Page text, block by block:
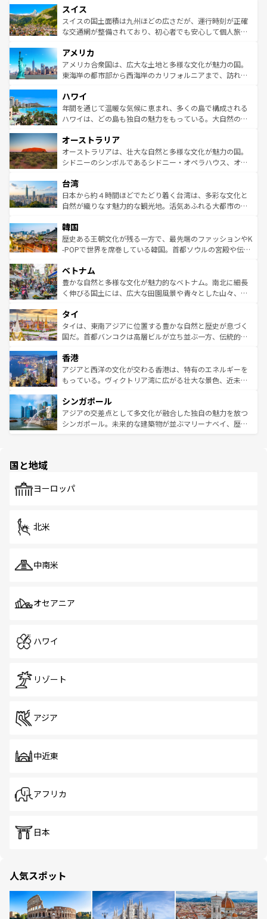
れる地方に足を運ぶとそれぞれで全く異なる文化を体験で
きるだろう。 なお、新着のフランス情報はコンテンツ一覧
を参照してほしい。
は、お酒好きな人にはぜひ体験してほしい。 なお、新着の
ドイツ情報はコンテンツ一覧を参照してほしい。
リアごとに異なる魅力がある。また、優雅なアフタヌーン
ティー、ビール好きにはたまらない英国パブ、サッカー観
戦など、本場だからこそできる体験も豊富。イギリスを旅
ンツ一覧を参照してほしい。
スイス
スイスの国土面積は九州ほどの広さだが、運行時刻が正確
な交通網が整備されており、初心者でも安心して個人旅行
の建物がそのまま残る町や、スイスならではのユニークな
博物館もあり、アルプス観光だけでなく町歩きも満喫する
ことができる。国民の所得が高いため物価も高いが、旅行
ば市内交通費無料で観光を楽しむこともできる。 なお、新
着のスイス情報はコンテンツ一覧 を参照してほしい。
アメリカ
アメリカ合衆国は、広大な土地と多様な文化が魅力の国。
東海岸の都市部から西海岸のカリフォルニアまで、訪れる
のような巨大都市は、観光、ショッピング、エンターテイ
ンメントが詰まった刺激的なスポットだ。一方、アメリカ
西部には大自然が広がり、グランドキャニオンやイエロー
部のニューオーリンズでは、音楽と美食が融合した独特の
文化が魅力。旅行者はアメリカの各地域で異なる魅力を楽
しみながら、その多様性と豊かな歴史を感じることができ
ならではの贅沢な旅のスタイルだ。 なお、新着のアメリカ
情報はコンテンツ一覧を参照してほしい。
ハワイ
年間を通じて温暖な気候に恵まれ、多くの島で構成される
ハワイは、どの島も独自の魅力をもっている。大自然の神
ワイ島は見逃せない。また、定番の観光地といえばオアフ
島だが、静かな自然を求めるならマウイ島やカウアイ島が
おすすめ。エメラルドグリーンに輝く海をはじめ、豊かな
れるおもてなしの心で訪れる人々を迎えてくれるハワイの
人々、おいしいローカルフードやハワイアンミュージッ
ク、伝統的なフラダンスなど、すべてがハワイの魅力を彩
ワイを、存分に味わってほしい。 なお、新着のハワイ情報
はコンテンツ一覧を参照してほしい。
オーストラリア
オーストラリアは、壮大な自然と多様な文化が魅力の国。
シドニーのシンボルであるシドニー・オペラハウス、オー
リアリーフや大陸中央部にそびえるウルル（エアーズロッ
ク）、タスマニアの美しい原生林やケアンズの熱帯雨林な
ど、見どころがたくさん。また、カフェやワイン、オージ
いる。アクティビティも充実しており、サーフィンやダイ
ビング、ハイキングなど、アウトドア好きにはたまらな
い。オーストラリアの多彩な魅力を存分に味わいつくそ
参照してほしい。
台湾
日本から約４時間ほどでたどり着く台湾は、多彩な文化と
自然が織りなす魅力的な観光地。活気あふれる大都市の台
ン）、静ひつな山岳地帯である台湾東部など、都市の喧騒
と山間の静けさが共存しており、訪れる人に新しい発見と
驚きをもたらしてくれる。また、奥深い台湾の食文化も魅
容にもいいと評判のスイーツなど、バラエティ豊かな料理
が味わえる。 なお、新着の台湾情報は コンテンツ一覧を参
照してほしい。
韓国
歴史ある王朝文化が残る一方で、最先端のファッションやK
-POPで世界を席巻している韓国。首都ソウルの宮殿や伝統
き、地方に足を延ばせば四季折々の自然美を楽しむことが
できる。そして、キムチや焼肉、絶品のストリートフード
まで、さまざまな韓国料理が待っている。夜には、韓国な
リティに包まれながら、韓国の多彩な魅力を心ゆくまで味
わってみてほしい。 なお、新着の韓国情報はコンテンツ一
覧を参照してほしい。
ベトナム
豊かな自然と多様な文化が魅力的なベトナム。南北に細長
く伸びる国土には、広大な田園風景や青々とした山々、世
急速な発展と共に伝統が息づく。ハノイの古い町並みやホ
ーチミン市のフランス統治時代の建物も、独特の雰囲気を
醸し出している。また、バラエティの豊かさとおいしさで
とつ。フォーやバインミー、ベトナムコーヒーなどは、ぜ
ひ現地で味わいたい。どの地域を訪れてもあたたかい人々
が旅行者を迎えてくれるので、きっと忘れられない旅にな
参照してほしい。
タイ
タイは、東南アジアに位置する豊かな自然と歴史が息づく
国だ。首都バンコクは高層ビルが立ち並ぶ一方、伝統的な
の活気が交差している。北部ではチェンマイなどの山岳地
帯で自然と触れ合い、南部ではプーケットやクラビの美し
いビーチでリゾート気分を楽しむことができる。タイ料理
激する。気候は一年中温暖で、どの季節にも異なる楽しみ
が待っている。親しみやすいタイの人々、仏教を中心とし
た文化、そして多様な観光資源が、訪れる旅人を魅了し続
香港
アジアと西洋の文化が交わる香港は、特有のエネルギーを
もっている。ヴィクトリア湾に広がる壮大な景色、近未来
み、どこを訪れても感動するはず。観光スポットが密集し
ており、効率よく見どころを回れるのも魅力。息をのむよ
うな絶景から文化的な体験まで、香港を存分に楽しみ尽く
シンガポール
アジアの交差点として多文化が融合した独自の魅力を放つ
シンガポール。未来的な建築物が並ぶマリーナベイ、歴史
で、ホーカーズは地元の風情を楽しめる外せないスポット
国と地域
ヨーロッパ
北米
中南米
オセアニア
ハワイ
リゾート
アジア
中近東
アフリカ
日本
人気スポット